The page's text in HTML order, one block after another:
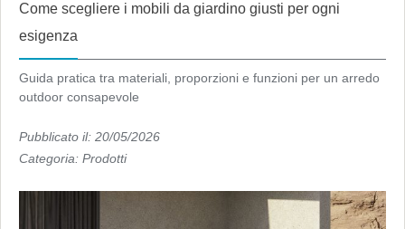
Come scegliere i mobili da giardino giusti per ogni
esigenza
Guida pratica tra materiali, proporzioni e funzioni per un arredo
outdoor consapevole
Pubblicato il: 20/05/2026
Categoria: Prodotti